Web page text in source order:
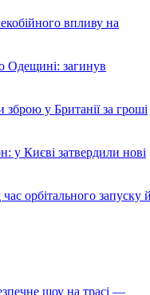
впливу на
Одещині: загинув
у Британії за гроші
у Києві затвердили нові
орбітального запуску
шоу на трасі —